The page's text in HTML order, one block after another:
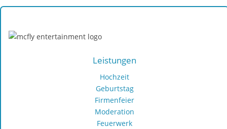
Leistungen
Hochzeit
Geburtstag
Firmenfeier
Moderation
Feuerwerk